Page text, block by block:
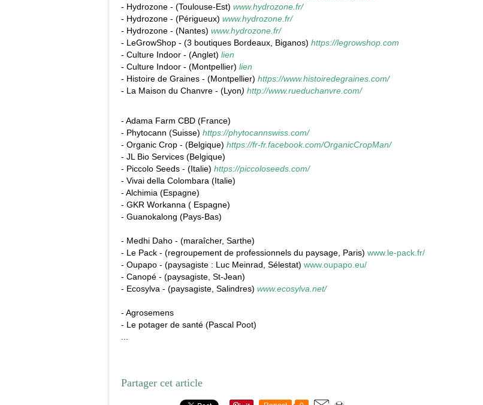
- Hydrozone - (Toulouse-Est) www.hydrozone.fr/
- Hydrozone - (Périgueux) www.hydrozone.fr/
- Hydrozone - (Nantes) www.hydrozone.fr/
- LeGrowShop - (3 boutiques Bordeaux, Biganos) https://legrowshop.com
- Culture Indoor - (Anglet) lien
- Culture Indoor - (Montpellier) lien
- Histoire de Graines - (Montpellier) https://www.histoiredegraines.com/
- La Maison du Chanvre - (Lyon) http://www.rueduchanvre.com/
- Adama Farm CBD (France)
- Phytocann (Suisse) https://phytocannswiss.com/
- Organic Crop - (Belgique) https://fr-fr.facebook.com/OrganicCropMan/
- JL Bio Services (Belgique)
- Piccolo Seeds - (Italie) https://piccoloseeds.com/
- Vivai della Colombara (Italie)
- Alchimia (Espagne)
- GKR Workanna ( Espagne)
- Guanokalong (Pays-Bas)
- Medhi Daho - (maraîcher, Sarthe)
- Le Pack - (regroupement de professionnels du paysage, Paris) www.le-pack.fr/
- Oupapo - (paysagiste : Luc Meinrad, Sélestat) www.oupapo.eu/
- Canopé - (paysagiste, St-Jean)
- Ecosylva - (paysagiste, Salindres) www.ecosylva.net/
- Agrosemens
- Le potager de santé (Pascal Poot)
Partager cet article